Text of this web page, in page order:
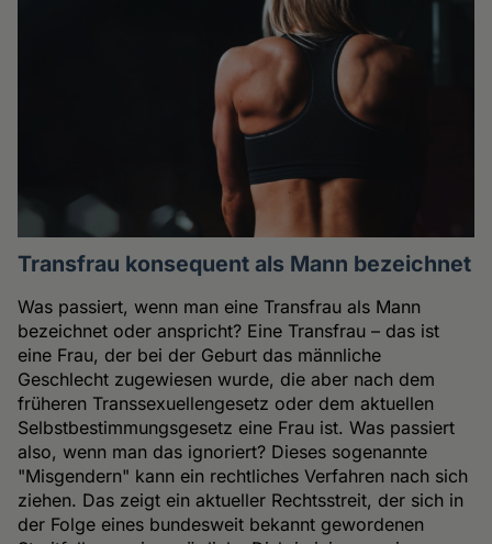
Transfrau konsequent als Mann bezeichnet
Was passiert, wenn man eine Transfrau als Mann
bezeichnet oder anspricht? Eine Transfrau – das ist
eine Frau, der bei der Geburt das männliche
Geschlecht zugewiesen wurde, die aber nach dem
früheren Transsexuellengesetz oder dem aktuellen
Selbstbestimmungsgesetz eine Frau ist. Was passiert
also, wenn man das ignoriert? Dieses sogenannte
"Misgendern" kann ein rechtliches Verfahren nach sich
ziehen. Das zeigt ein aktueller Rechtsstreit, der sich in
der Folge eines bundesweit bekannt gewordenen